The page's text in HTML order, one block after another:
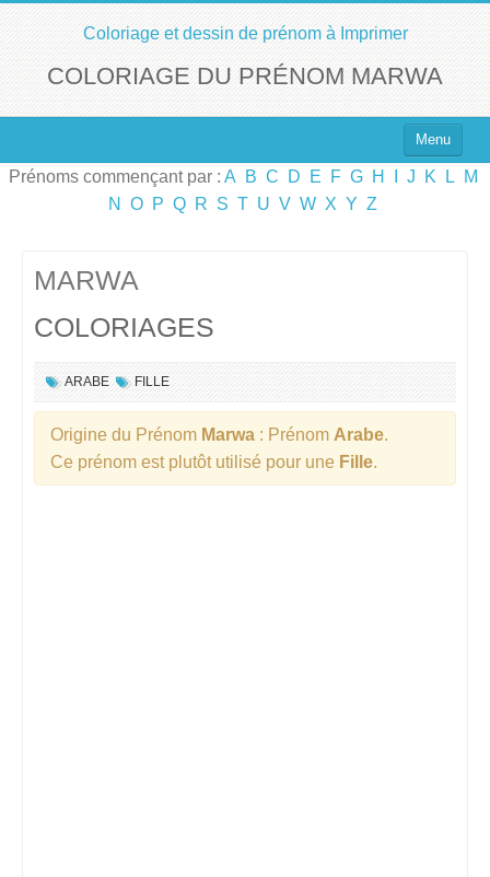
Coloriage et dessin de prénom à Imprimer
COLORIAGE DU PRÉNOM MARWA
Menu
Top 100 des Prénoms
Prénoms commençant par : A B C D E F G H J K L
M
N
O P Q R S T U V W X Y Z
MARWA
COLORIAGES
ARABE FILLE
Origine du Prénom Marwa : Prénom Arabe.
Ce prénom est plutôt utilisé pour une Fille.